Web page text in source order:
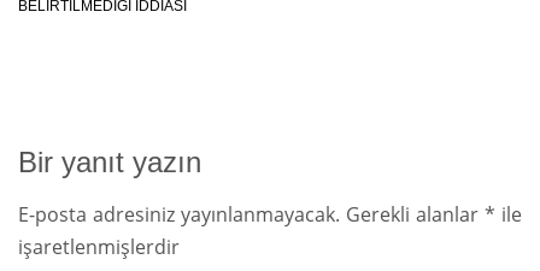
BELIRTILMEDIĞI İDDIASI
Bir yanıt yazın
E-posta adresiniz yayınlanmayacak. Gerekli alanlar * ile
işaretlenmişlerdir